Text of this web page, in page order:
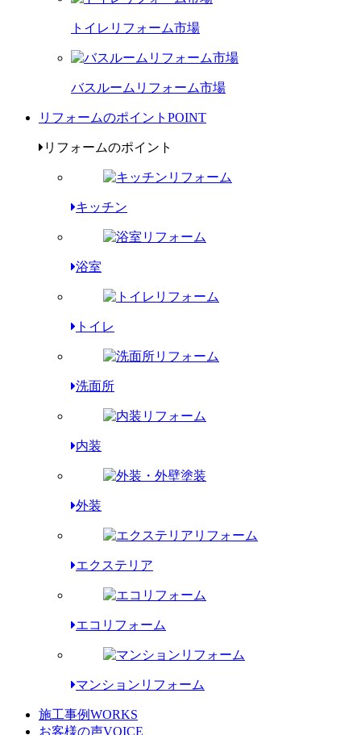
トイレリフォーム市場
バスルームリフォーム市場
リフォームのポイント POINT
リフォームのポイント
キッチン
浴室
トイレ
洗面所
内装
外装
エクステリア
エコリフォーム
マンションリフォーム
施工事例WORKS
お客様の声VOICE